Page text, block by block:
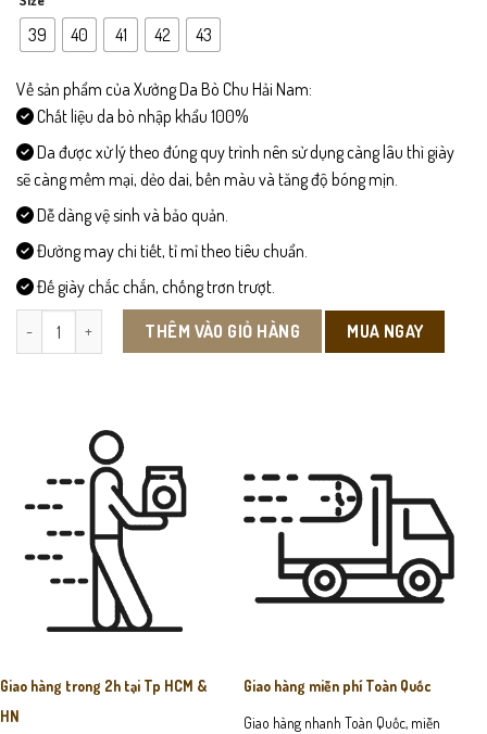
39 40 41 42 43
Về sản phẩm của Xưởng Da Bò Chu Hải Nam:
Chất liệu da bò nhập khẩu 100%
Da được xử lý theo đúng quy trình nên sử dụng càng lâu thì giày
sẽ càng mềm mại, dẻo dai, bền màu và tăng độ bóng mịn.
Dễ dàng vệ sinh và bảo quản.
Đường may chi tiết, tỉ mỉ theo tiêu chuẩn.
Đế giày chắc chắn, chống trơn trượt.
DEP106-Dép Sandal Da Bò Nam số lượng
THÊM VÀO GIỎ HÀNG MUA NGAY
Giao hàng trong 2h tại Tp HCM &
HN
Giao hàng miễn phí Toàn Quốc
Giao hàng nhanh Toàn Quốc, miễn